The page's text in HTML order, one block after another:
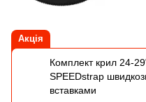
Акція
Комплект крил 24-
SPEEDstrap
вставками